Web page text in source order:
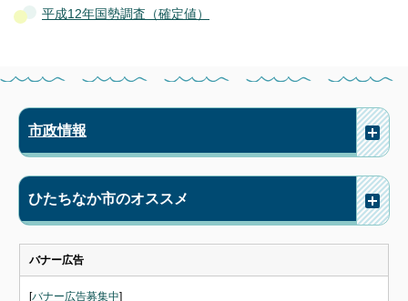
平成12年国勢調査（確定値）
市政情報
ひたちなか市のオススメ
バナー広告
[バナー広告募集中]